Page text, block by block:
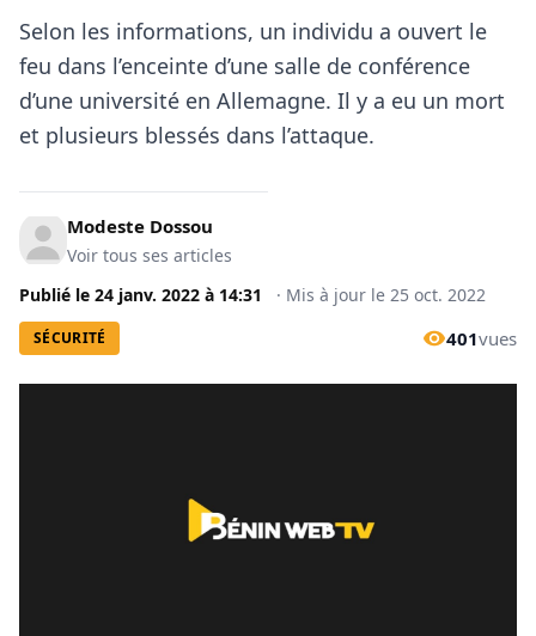
Selon les informations, un individu a ouvert le
feu dans l’enceinte d’une salle de conférence
d’une université en Allemagne. Il y a eu un mort
et plusieurs blessés dans l’attaque.
Modeste Dossou
Voir tous ses articles
Publié le 24 janv. 2022 à 14:31 · Mis à jour le 25 oct. 2022
SÉCURITÉ 401vues